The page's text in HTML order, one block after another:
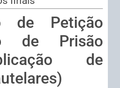
de Petição
de Prisão
de